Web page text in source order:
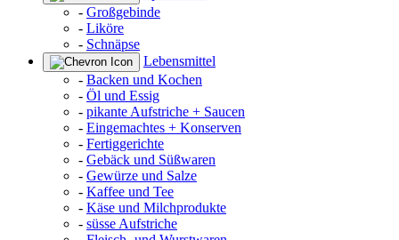
- Großgebinde
- Liköre
- Schnäpse
Lebensmittel
- Backen und Kochen
- Öl und Essig
- pikante Aufstriche + Saucen
- Eingemachtes + Konserven
- Fertiggerichte
- Gebäck und Süßwaren
- Gewürze und Salze
- Kaffee und Tee
- Käse und Milchprodukte
- süsse Aufstriche